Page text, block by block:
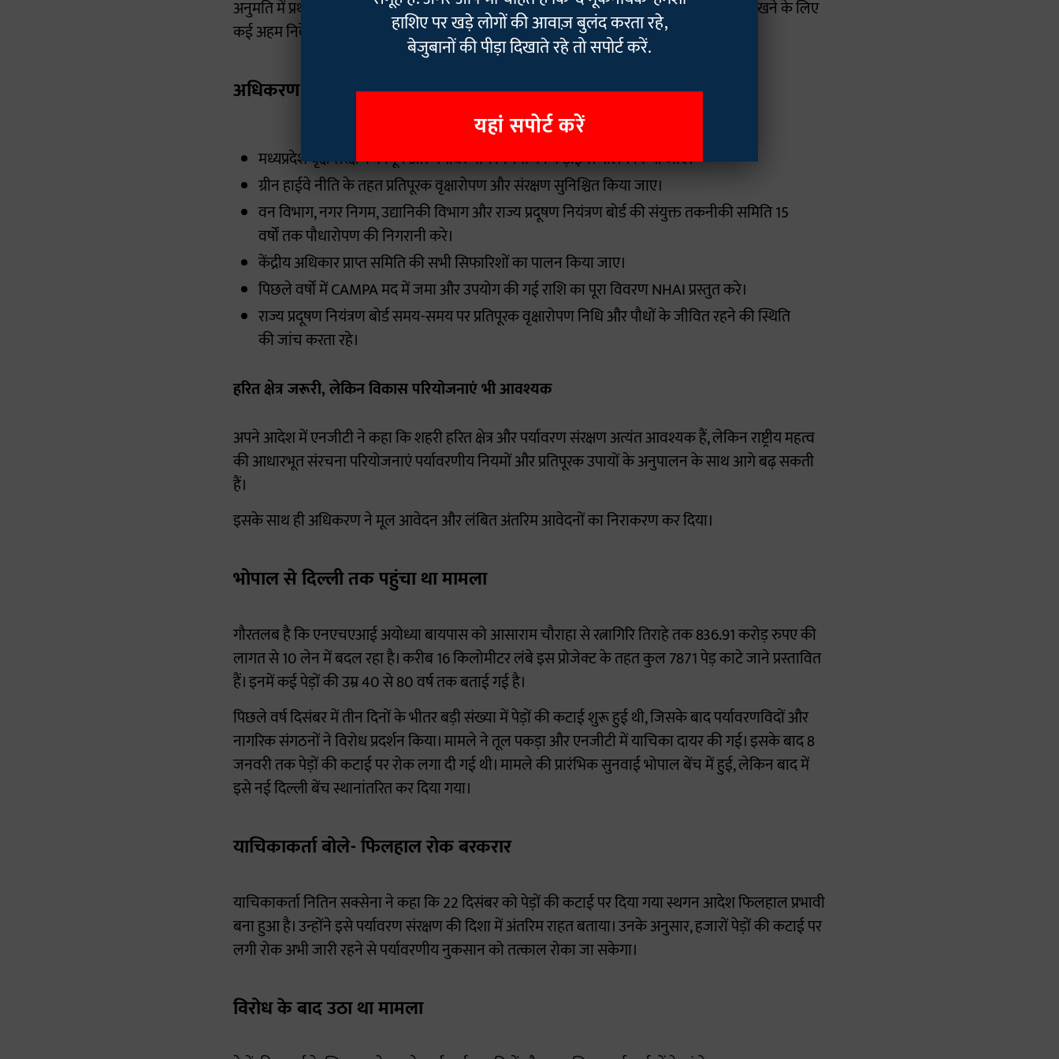
अनुमति में प्रथम दृष्टया कोई अवैधता नहीं पाई गई है। हालांकि अधिकरण ने पर्यावरणीय संतुलन बनाए रखने के लिए
कई अहम निर्देश जारी किए हैं।
अधिकरण ने यह दिए निर्देश:
मध्यप्रदेश वृक्ष संरक्षण कानून और पर्यावरणीय नियमों का कड़ाई से पालन किया जाए।
ग्रीन हाईवे नीति के तहत प्रतिपूरक वृक्षारोपण और संरक्षण सुनिश्चित किया जाए।
वन विभाग, नगर निगम, उद्यानिकी विभाग और राज्य प्रदूषण नियंत्रण बोर्ड की संयुक्त तकनीकी समिति 15
वर्षों तक पौधारोपण की निगरानी करे।
केंद्रीय अधिकार प्राप्त समिति की सभी सिफारिशों का पालन किया जाए।
पिछले वर्षों में CAMPA मद में जमा और उपयोग की गई राशि का पूरा विवरण NHAI प्रस्तुत करे।
राज्य प्रदूषण नियंत्रण बोर्ड समय-समय पर प्रतिपूरक वृक्षारोपण निधि और पौधों के जीवित रहने की स्थिति
की जांच करता रहे।
हरित क्षेत्र जरूरी, लेकिन विकास परियोजनाएं भी आवश्यक
अपने आदेश में एनजीटी ने कहा कि शहरी हरित क्षेत्र और पर्यावरण संरक्षण अत्यंत आवश्यक हैं, लेकिन राष्ट्रीय महत्व
की आधारभूत संरचना परियोजनाएं पर्यावरणीय नियमों और प्रतिपूरक उपायों के अनुपालन के साथ आगे बढ़ सकती
हैं।
इसके साथ ही अधिकरण ने मूल आवेदन और लंबित अंतरिम आवेदनों का निराकरण कर दिया।
भोपाल से दिल्ली तक पहुंचा था मामला
गौरतलब है कि एनएचएआई अयोध्या बायपास को आसाराम चौराहा से रत्नागिरि तिराहे तक 836.91 करोड़ रुपए की
लागत से 10 लेन में बदल रहा है। करीब 16 किलोमीटर लंबे इस प्रोजेक्ट के तहत कुल 7871 पेड़ काटे जाने प्रस्तावित
हैं। इनमें कई पेड़ों की उम्र 40 से 80 वर्ष तक बताई गई है।
पिछले वर्ष दिसंबर में तीन दिनों के भीतर बड़ी संख्या में पेड़ों की कटाई शुरू हुई थी, जिसके बाद पर्यावरणविदों और
नागरिक संगठनों ने विरोध प्रदर्शन किया। मामले ने तूल पकड़ा और एनजीटी में याचिका दायर की गई। इसके बाद 8
जनवरी तक पेड़ों की कटाई पर रोक लगा दी गई थी। मामले की प्रारंभिक सुनवाई भोपाल बेंच में हुई, लेकिन बाद में
इसे नई दिल्ली बेंच स्थानांतरित कर दिया गया।
याचिकाकर्ता बोले- फिलहाल रोक बरकरार
याचिकाकर्ता नितिन सक्सेना ने कहा कि 22 दिसंबर को पेड़ों की कटाई पर दिया गया स्थगन आदेश फिलहाल प्रभावी
बना हुआ है। उन्होंने इसे पर्यावरण संरक्षण की दिशा में अंतरिम राहत बताया। उनके अनुसार, हजारों पेड़ों की कटाई पर
लगी रोक अभी जारी रहने से पर्यावरणीय नुकसान को तत्काल रोका जा सकेगा।
विरोध के बाद उठा था मामला
हाशिए पर खड़े लोगों की आवाज़ बुलंद करता रहे,
बेजुबानों की पीड़ा दिखाते रहे तो सपोर्ट करें.
यहां सपोर्ट करें